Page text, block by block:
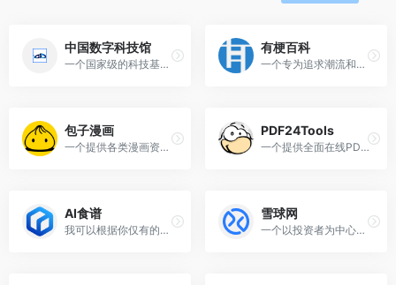
中国数字科技馆
一个国家级的科技基础条件平台,旨在通过数字化手段展示和传播科技知识
有梗百科
一个专为追求潮流和幽默的年轻人打造的知识分享平台
包子漫画
一个提供各类漫画资源的在线平台
PDF24Tools
一个提供全面在线PDF处理工具的平台
AI食谱
我可以根据你仅有的食材为你定制菜谱
雪球网
一个以投资者为中心的金融投资社区